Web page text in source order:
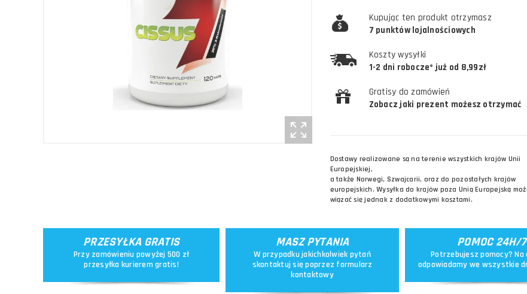
Kupując ten produkt otrzymasz
7 punktów lojalnościowych
Koszty wysyłki
1-2 dni robocze* już od 8,99zł
Gratisy do zamówień
Zobacz jaki prezent możesz otrzymać
Dostawy realizowane są na terenie wszystkich krajów Unii
Europejskiej,
a także Norwegi, Szwajcarii, oraz do pozostałych krajów
europejskich. Wysyłka do krajów poza Unią Europejską
wiązać się jednak z dodatkowymi kosztami.
PRZESYŁKA GRATIS
Przy zamówieniu powyżej 500 zł
przesyłka kurierem gratis!
MASZ PYTANIA
W przypadku jakichkolwiek pytań
skontaktuj się poprzez formularz
kontaktowy
POMOC 24H/7
Potrzebujesz pomocy? Na
odpowiadamy we wszystkie